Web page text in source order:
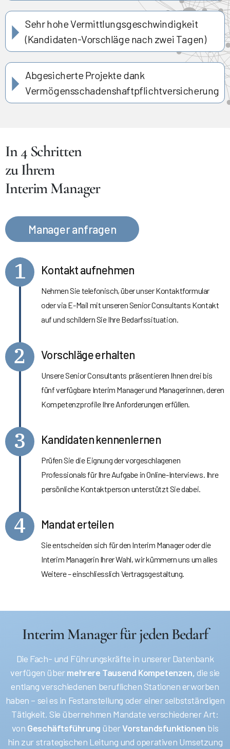
Sehr hohe Vermittlungsgeschwindigkeit
(Kandidaten-Vorschläge nach zwei Tagen)
Abgesicherte Projekte dank
Vermögensschadenshaftpflichtversicherung
In 4 Schritten
zu Ihrem
Interim Manager
Manager anfragen
1 Kontakt aufnehmen
Nehmen Sie telefonisch, über unser Kontaktformular
oder via E-Mail mit unseren Senior Consultants Kontakt
auf und schildern Sie Ihre Bedarfssituation.
2 Vorschläge erhalten
Unsere Senior Consultants präsentieren Ihnen drei bis
fünf verfügbare Interim Manager und Managerinnen, deren
Kompetenzprofile Ihre Anforderungen erfüllen.
3 Kandidaten kennenlernen
Prüfen Sie die Eignung der vorgeschlagenen
Professionals für Ihre Aufgabe in Online-Interviews. Ihre
persönliche Kontaktperson unterstützt Sie dabei.
4 Mandat erteilen
Sie entscheiden sich für den Interim Manager oder die
Interim Managerin Ihrer Wahl, wir kümmern uns um alles
Weitere – einschliesslich Vertragsgestaltung.
Interim Manager für jeden Bedarf
Die Fach- und Führungskräfte in unserer Datenbank
verfügen übermehrere Tausend Kompetenzen,die sie
entlang verschiedenen beruflichen Stationen erworben
haben – sei es in Festanstellung oder einer selbstständigen
Tätigkeit. Sie übernehmen Mandate verschiedener Art:
von Geschäftsführung überVorstandsfunktionen bis
hin zur strategischen Leitung und operativen Umsetzung